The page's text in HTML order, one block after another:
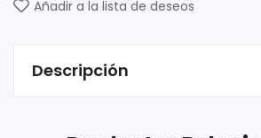
Añadir a la lista de deseos
Descripción